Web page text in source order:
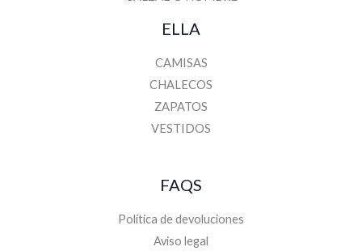
ELLA
CAMISAS
CHALECOS
ZAPATOS
VESTIDOS
FAQS
Política de devoluciones
Aviso legal